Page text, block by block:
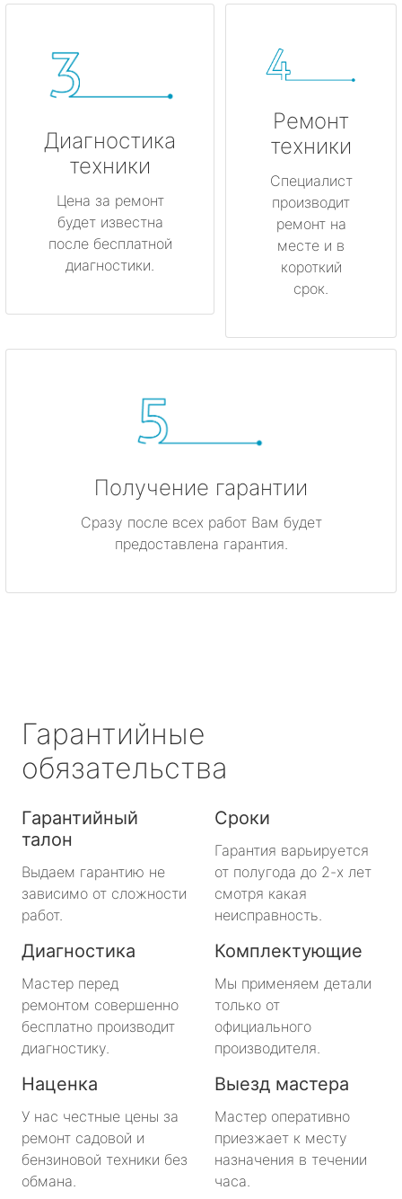
Диагностика
техники
Цена за ремонт
будет известна
после бесплатной
диагностики.
Ремонт
техники
Специалист
производит
ремонт на
месте и в
короткий
срок.
Получение гарантии
Сразу после всех работ Вам будет
предоставлена гарантия.
Гарантийные
обязательства
Гарантийный
талон
Выдаем гарантию не
зависимо от сложности
работ.
Сроки
Гарантия варьируется
от полугода до 2-х лет
смотря какая
неисправность.
Диагностика
Мастер перед
ремонтом совершенно
бесплатно производит
диагностику.
Комплектующие
Мы применяем детали
только от
официального
производителя.
Наценка
У нас честные цены за
ремонт садовой и
бензиновой техники без
обмана.
Выезд мастера
Мастер оперативно
приезжает к месту
назначения в течении
часа.